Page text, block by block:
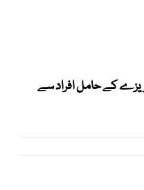
ویزے کے حامل افراد سے